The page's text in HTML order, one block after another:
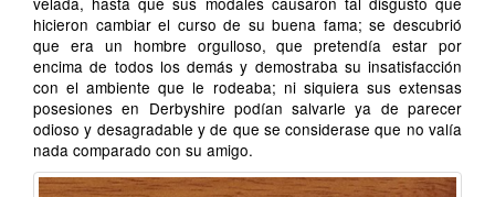
hicieron cambiar el curso de su buena fama; se descubrió
que era un hombre orgulloso, que pretendía estar por
encima de todos los demás y demostraba su insatisfacción
con el ambiente que le rodeaba; ni siquiera sus extensas
posesiones en Derbyshire podían salvarle ya de parecer
odioso y desagradable y de que se considerase que no valía
nada comparado con su amigo.